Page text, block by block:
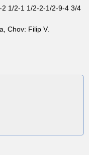
1/2-1 1/2-2-1/2-9-4 3/4
Chov: Filip V.